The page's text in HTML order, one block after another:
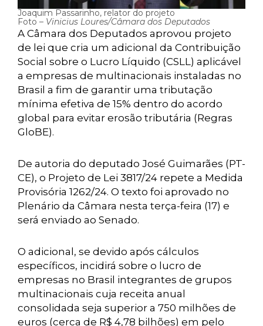
Joaquim Passarinho, relator do projeto
Foto – Vinicius Loures/Câmara dos Deputados
A Câmara dos Deputados aprovou projeto
de lei que cria um adicional da Contribuição
Social sobre o Lucro Líquido (CSLL) aplicável
a empresas de multinacionais instaladas no
Brasil a fim de garantir uma tributação
mínima efetiva de 15% dentro do acordo
global para evitar erosão tributária (Regras
GloBE).
De autoria do deputado José Guimarães (PT-
CE), o Projeto de Lei 3817/24 repete a Medida
Provisória 1262/24. O texto foi aprovado no
Plenário da Câmara nesta terça-feira (17) e
será enviado ao Senado.
O adicional, se devido após cálculos
específicos, incidirá sobre o lucro de
empresas no Brasil integrantes de grupos
multinacionais cuja receita anual
consolidada seja superior a 750 milhões de
euros (cerca de R$ 4,78 bilhões) em pelo